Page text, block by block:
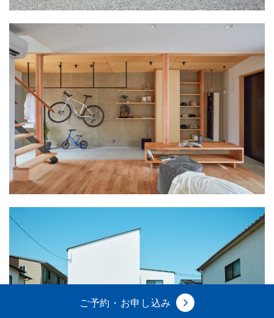
来場予約
ご予約・お申し込み